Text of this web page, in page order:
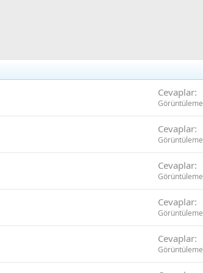
Cevaplar
Görüntüleme
Cevaplar
Görüntüleme
Cevaplar
Görüntüleme
Cevaplar
Görüntüleme
Cevaplar
Görüntüleme